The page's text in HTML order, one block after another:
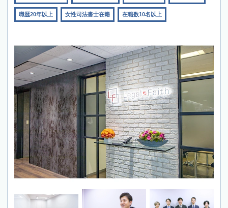
職歴20年以上 女性司法書士在籍 在籍数10名以上